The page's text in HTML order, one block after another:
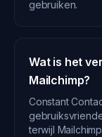
gebruiken.
Wat is het
Mailchimp?
Constant
terwijl